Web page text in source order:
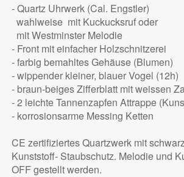
- Quartz Uhrwerk (Cal. Engstler)
wahlweise mit Kuckucksruf oder
mit Westminster Melodie
- Front mit einfacher Holzschnitzerei
- farbig bemahltes Gehäuse (Blumen)
- wippender kleiner, blauer Vogel (12h)
- braun-beiges Zifferblatt mit weissen
- 2 leichte Tannenzapfen Attrappe
- korrosionsarme Messing Ketten
CE zertifiziertes Quartzwerk mit
Kunststoff- Staubschutz. Melodie und
OFF gestellt werden.